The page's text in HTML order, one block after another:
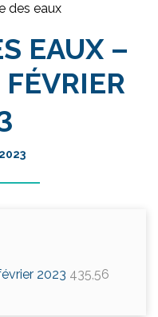
des eaux
EAUX –
2023 435,56